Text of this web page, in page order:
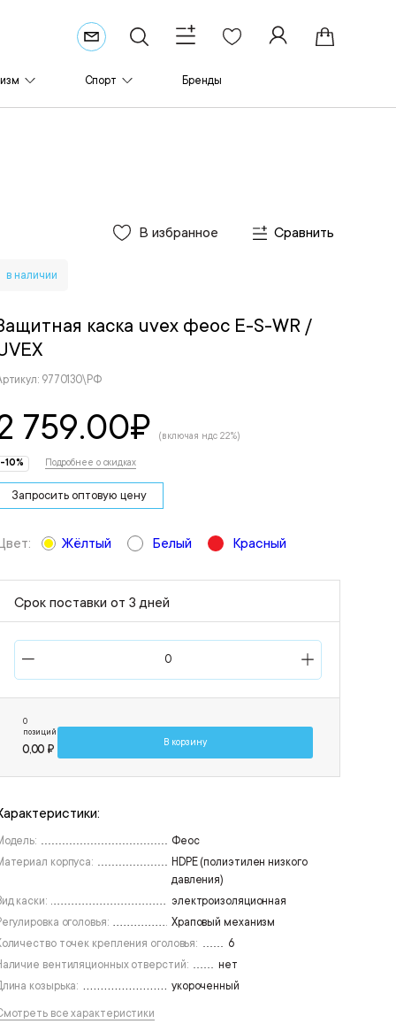
Спорт Бренды
В избранное Сравнить
в наличии
каска uvex феос E-S-WR /
9770130\РФ
759.00₽ (включая ндс 22%)
-10% Подробнее о скидках
Запросить оптовую цену
Жёлтый Белый Красный
Срок поставки от 3 дней
0
позиций
0,00 ₽
В корзину
Феос
корпуса:
HDPE (полиэтилен низкого
давления)
каски:
электроизоляционная
оголовья:
Храповый механизм
точек крепления оголовья:
6
вентиляционных отверстий:
нет
козырька:
укороченный
все характеристики